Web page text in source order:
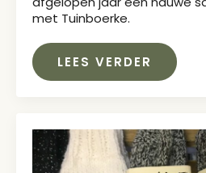
met Tuinboerke.
LEES VERDER